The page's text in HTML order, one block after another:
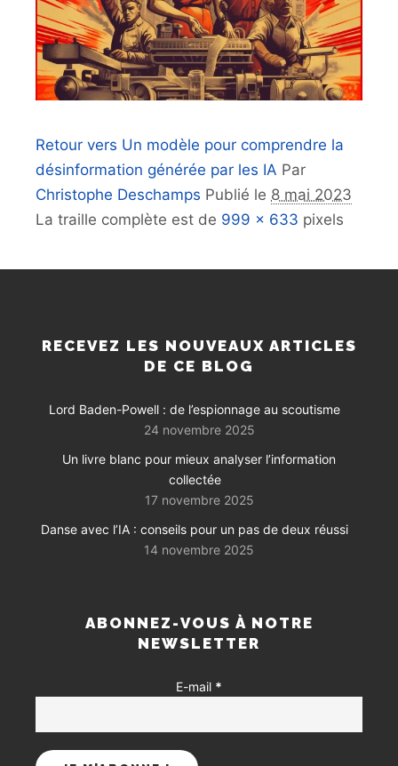
Retour vers Un modèle pour comprendre la
désinformation générée par les IA Par
Christophe Deschamps Publié le 8 mai 2023
La traille complète est de 999 × 633 pixels
RECEVEZ LES NOUVEAUX ARTICLES
DE CE BLOG
Lord Baden-Powell : de l’espionnage au scoutisme
24 novembre 2025
Un livre blanc pour mieux analyser l’information
collectée
17 novembre 2025
Danse avec l’IA : conseils pour un pas de deux réussi
14 novembre 2025
ABONNEZ-VOUS À NOTRE
NEWSLETTER
E-mail *